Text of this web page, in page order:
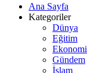
Ana Sayfa
Kategoriler
Dünya
Eğitim
Ekonomi
Gündem
İslam